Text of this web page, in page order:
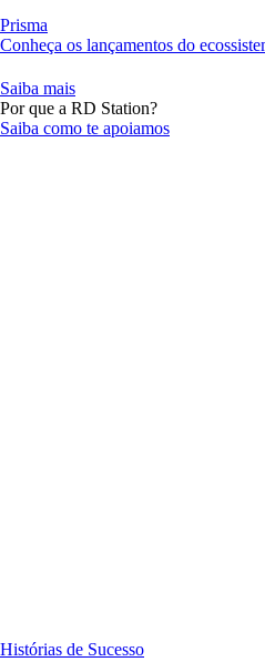
Prisma
Conheça os lançamentos do
Saiba mais
Por que a RD Station?
Saiba como te apoiamos
Histórias de Sucesso